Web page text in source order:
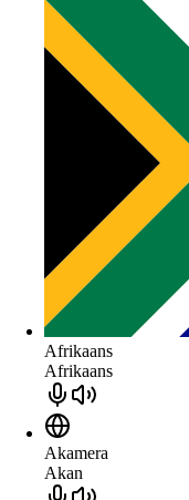
Afrikaans
Afrikaans
Akamera
Akan